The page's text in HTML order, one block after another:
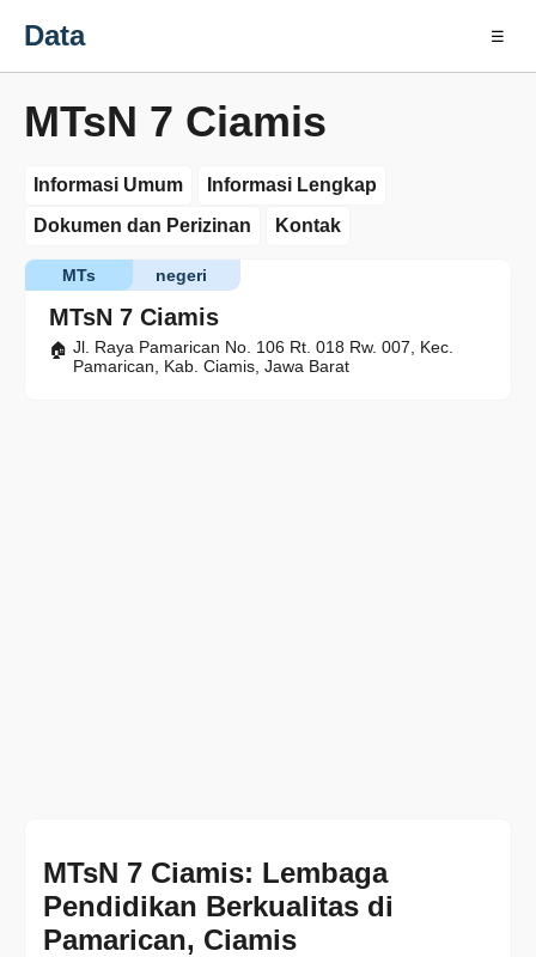
Data ☰
MTsN 7 Ciamis
Informasi Umum
Informasi Lengkap
Dokumen dan Perizinan
Kontak
MTsN 7 Ciamis
negeri
MTs
Jl. Raya Pamarican No. 106 Rt. 018 Rw. 007, Kec.
Pamarican, Kab. Ciamis, Jawa Barat
MTsN 7 Ciamis: Lembaga
Pendidikan Berkualitas di
Pamarican, Ciamis